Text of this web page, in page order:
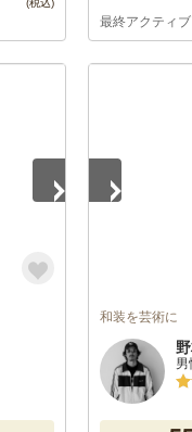
最終アクティ
和装を芸術に